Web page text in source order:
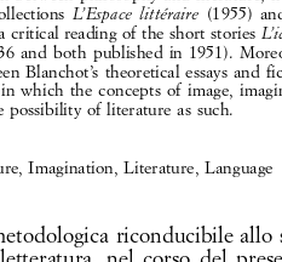
L’Espace  littéraire
(1955)
critical  reading  of  the  short  stories
and  both  published  in  1951).
Blanchot’s  theoretical  essays  and
which  the  concepts  of  image,
of  literature  as  such.
Imagination,  Literature,  Language
riconducibile  allo
nel  corso  del